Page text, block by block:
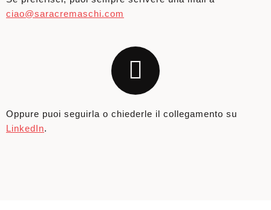
ciao@saracremaschi.com
Oppure puoi seguirla o chiederle il collegamento su
LinkedIn.